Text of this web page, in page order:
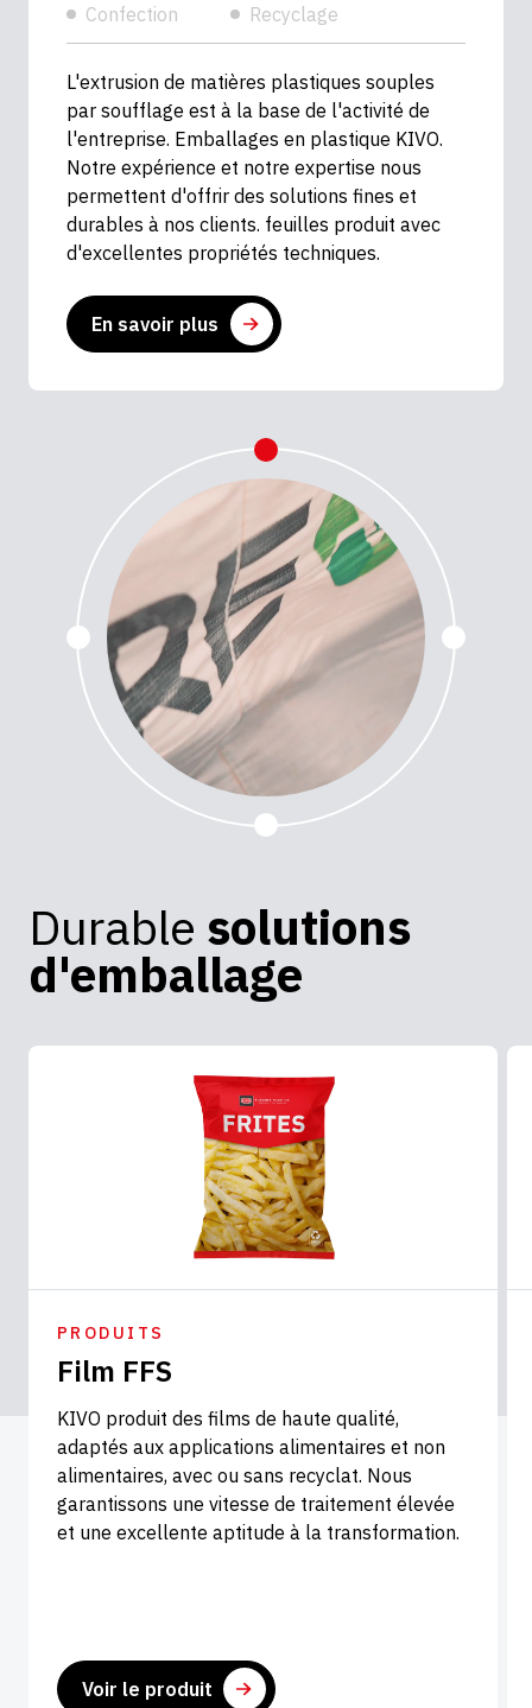
Confection
Recyclage
L'extrusion de matières plastiques souples
par soufflage est à la base de l'activité de
l'entreprise. Emballages en plastique KIVO.
Notre expérience et notre expertise nous
permettent d'offrir des solutions fines et
durables à nos clients. feuilles produit avec
d'excellentes propriétés techniques.
En savoir plus
Durable solutions
d'emballage
PRODUITS
Film FFS
KIVO produit des films de haute qualité,
adaptés aux applications alimentaires et non
alimentaires, avec ou sans recyclat. Nous
garantissons une vitesse de traitement élevée
et une excellente aptitude à la transformation.
Voir le produit